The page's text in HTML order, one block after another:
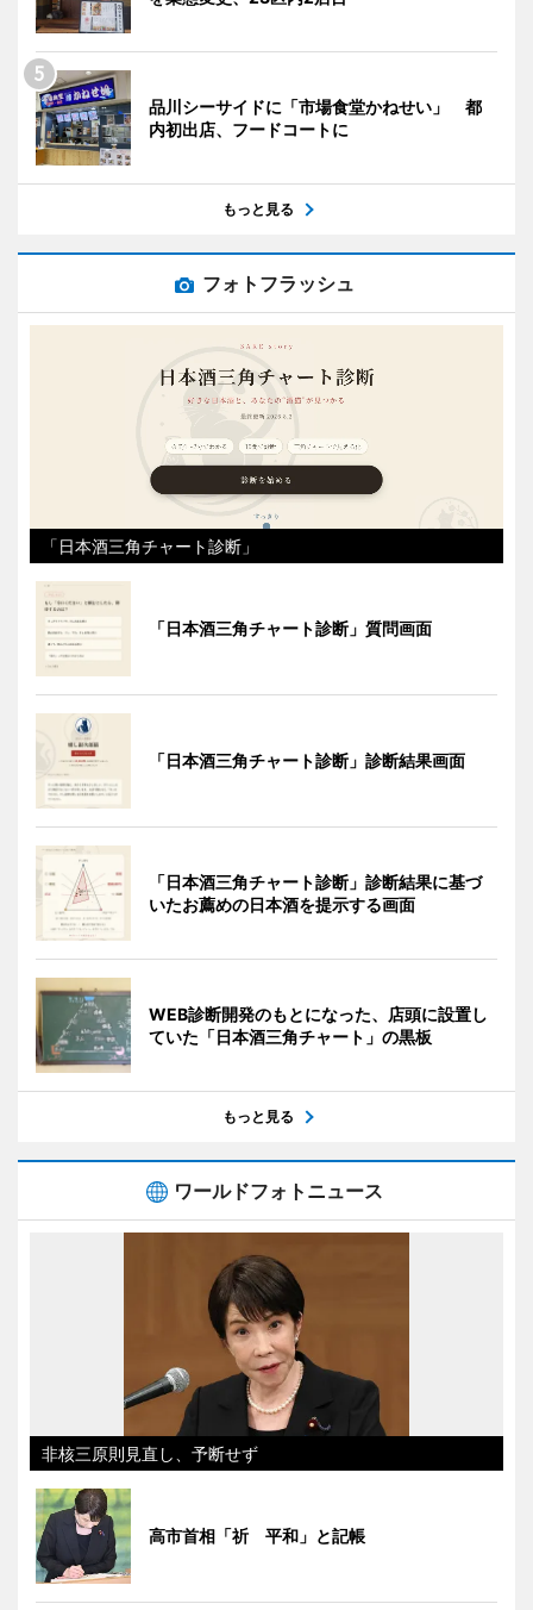
品川シーサイドに「市場食堂かねせい」 都
内初出店、フードコートに
もっと見る
フォトフラッシュ
「日本酒三角チャート診断」
「日本酒三角チャート診断」質問画面
「日本酒三角チャート診断」診断結果画面
「日本酒三角チャート診断」診断結果に基づ
いたお薦めの日本酒を提示する画面
WEB診断開発のもとになった、店頭に設置し
ていた「日本酒三角チャート」の黒板
もっと見る
ワールドフォトニュース
非核三原則見直し、予断せず
高市首相「祈 平和」と記帳